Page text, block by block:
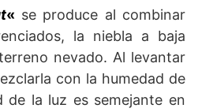
« se produce al combinar
la niebla a baja
nevado. Al levantar
con la humedad de
de la luz es semejante en